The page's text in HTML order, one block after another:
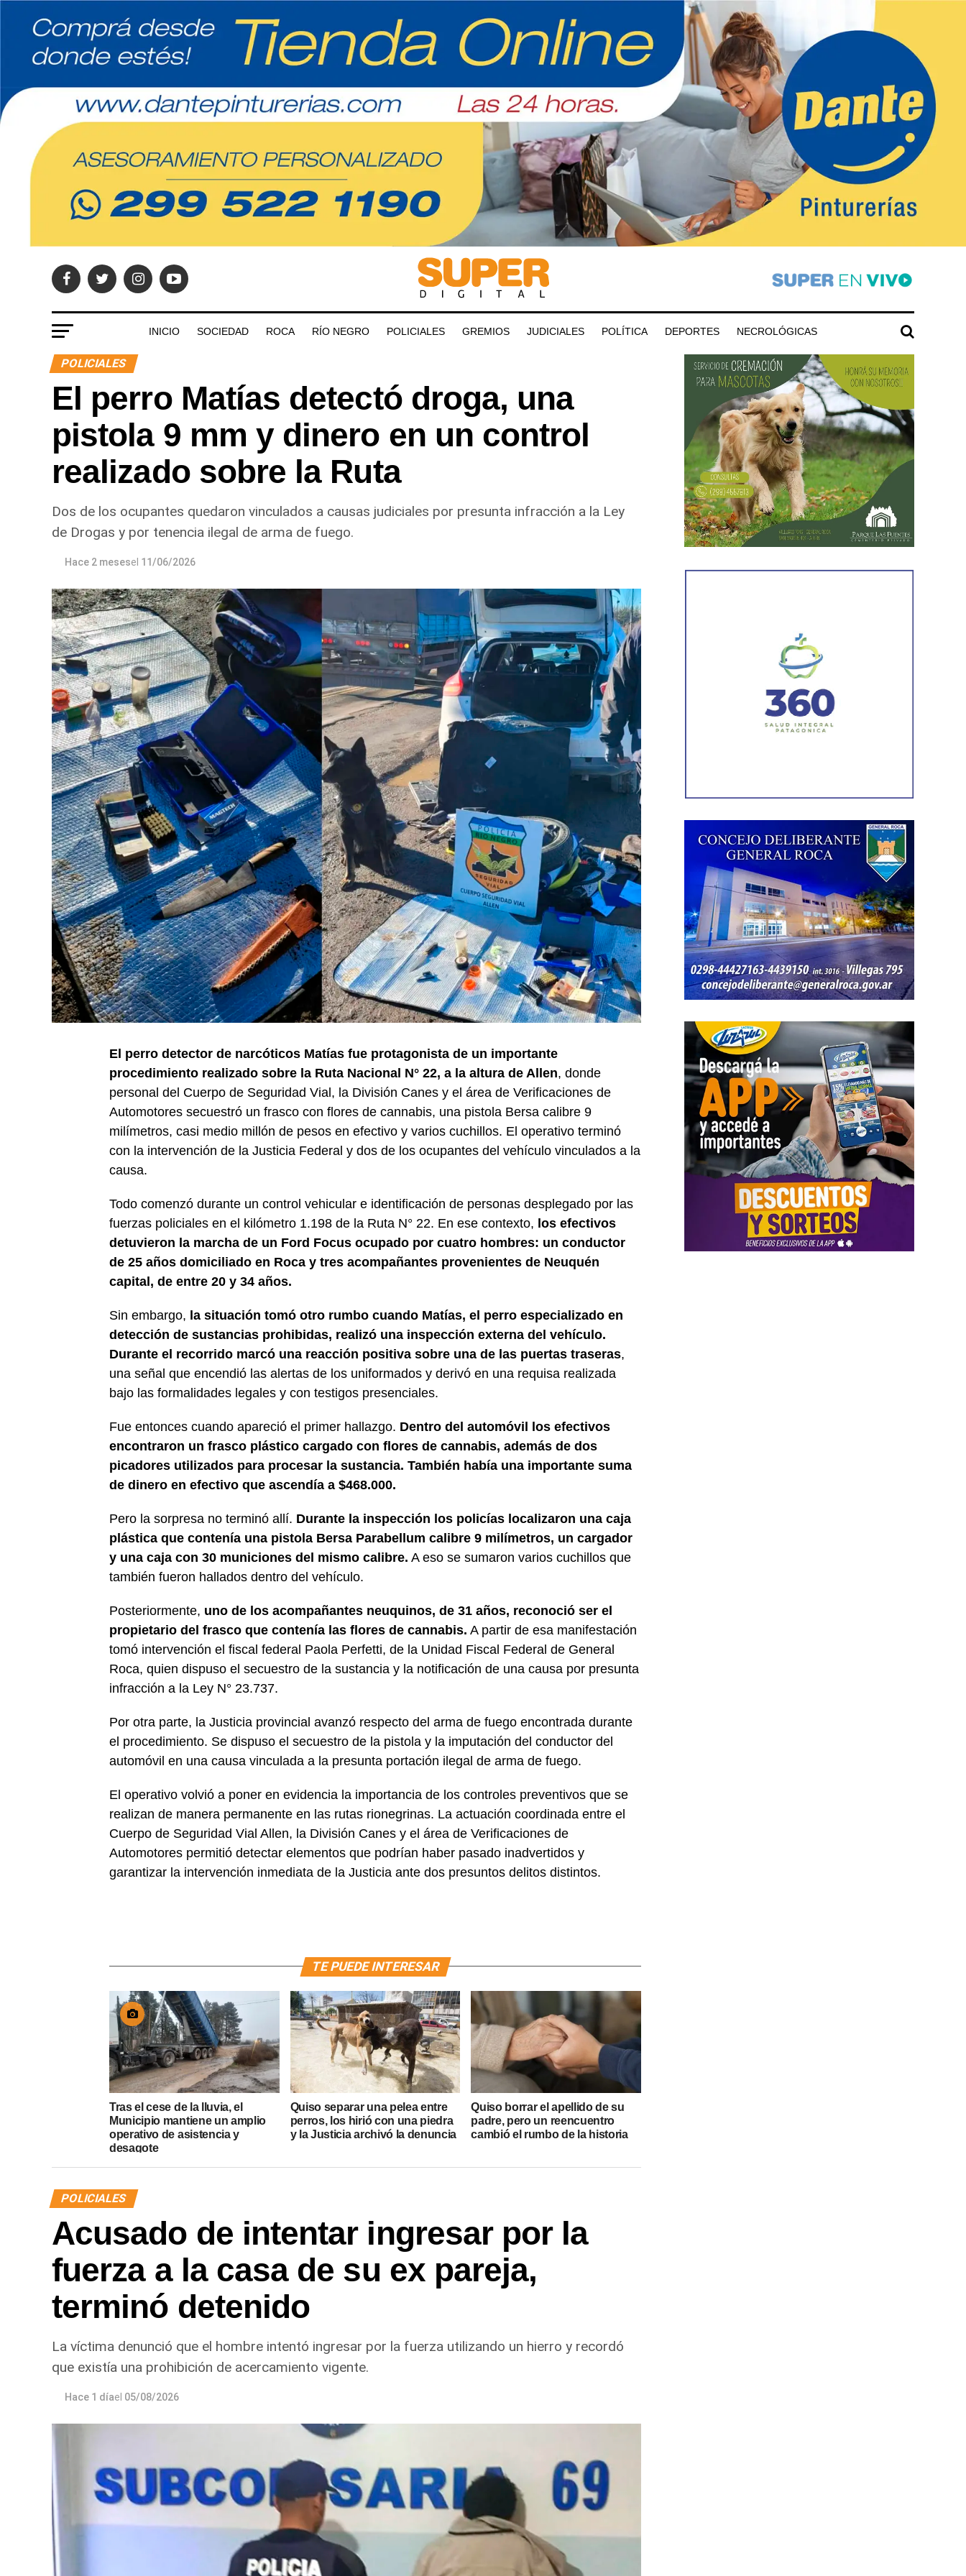
INICIO SOCIEDAD ROCA RÍO NEGRO POLICIALES GREMIOS JUDICIALES POLÍTICA DEPORTES NECROLÓGICAS
POLICIALES
El perro Matías detectó droga, una
pistola 9 mm y dinero en un control
realizado sobre la Ruta
Dos de los ocupantes quedaron vinculados a causas judiciales por presunta infracción a la Ley
de Drogas y por tenencia ilegal de arma de fuego.
Hace 2 mesesel 11/06/2026
El perro detector de narcóticos Matías fue protagonista de un importante
procedimiento realizado sobre la Ruta Nacional N° 22, a la altura de Allen, donde
personal del Cuerpo de Seguridad Vial, la División Canes y el área de Verificaciones de
Automotores secuestró un frasco con flores de cannabis, una pistola Bersa calibre 9
milímetros, casi medio millón de pesos en efectivo y varios cuchillos. El operativo terminó
con la intervención de la Justicia Federal y dos de los ocupantes del vehículo vinculados a la
causa.
Todo comenzó durante un control vehicular e identificación de personas desplegado por las
fuerzas policiales en el kilómetro 1.198 de la Ruta N° 22. En ese contexto, los efectivos
detuvieron la marcha de un Ford Focus ocupado por cuatro hombres: un conductor
de 25 años domiciliado en Roca y tres acompañantes provenientes de Neuquén
capital, de entre 20 y 34 años.
Sin embargo, la situación tomó otro rumbo cuando Matías, el perro especializado en
detección de sustancias prohibidas, realizó una inspección externa del vehículo.
Durante el recorrido marcó una reacción positiva sobre una de las puertas traseras,
una señal que encendió las alertas de los uniformados y derivó en una requisa realizada
bajo las formalidades legales y con testigos presenciales.
Fue entonces cuando apareció el primer hallazgo. Dentro del automóvil los efectivos
encontraron un frasco plástico cargado con flores de cannabis, además de dos
picadores utilizados para procesar la sustancia. También había una importante suma
de dinero en efectivo que ascendía a $468.000.
Pero la sorpresa no terminó allí. Durante la inspección los policías localizaron una caja
plástica que contenía una pistola Bersa Parabellum calibre 9 milímetros, un cargador
y una caja con 30 municiones del mismo calibre. A eso se sumaron varios cuchillos que
también fueron hallados dentro del vehículo.
Posteriormente, uno de los acompañantes neuquinos, de 31 años, reconoció ser el
propietario del frasco que contenía las flores de cannabis. A partir de esa manifestación
tomó intervención el fiscal federal Paola Perfetti, de la Unidad Fiscal Federal de General
Roca, quien dispuso el secuestro de la sustancia y la notificación de una causa por presunta
infracción a la Ley N° 23.737.
Por otra parte, la Justicia provincial avanzó respecto del arma de fuego encontrada durante
el procedimiento. Se dispuso el secuestro de la pistola y la imputación del conductor del
automóvil en una causa vinculada a la presunta portación ilegal de arma de fuego.
El operativo volvió a poner en evidencia la importancia de los controles preventivos que se
realizan de manera permanente en las rutas rionegrinas. La actuación coordinada entre el
Cuerpo de Seguridad Vial Allen, la División Canes y el área de Verificaciones de
Automotores permitió detectar elementos que podrían haber pasado inadvertidos y
garantizar la intervención inmediata de la Justicia ante dos presuntos delitos distintos.
TE PUEDE INTERESAR
Tras el cese de la lluvia, el
Municipio mantiene un amplio
operativo de asistencia y
desagote
Quiso separar una pelea entre
perros, los hirió con una piedra
y la Justicia archivó la denuncia
Quiso borrar el apellido de su
padre, pero un reencuentro
cambió el rumbo de la historia
POLICIALES
Acusado de intentar ingresar por la
fuerza a la casa de su ex pareja,
terminó detenido
La víctima denunció que el hombre intentó ingresar por la fuerza utilizando un hierro y recordó
que existía una prohibición de acercamiento vigente.
Hace 1 díael 05/08/2026